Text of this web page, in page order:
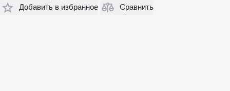
Добавить в избранное
Сравнить